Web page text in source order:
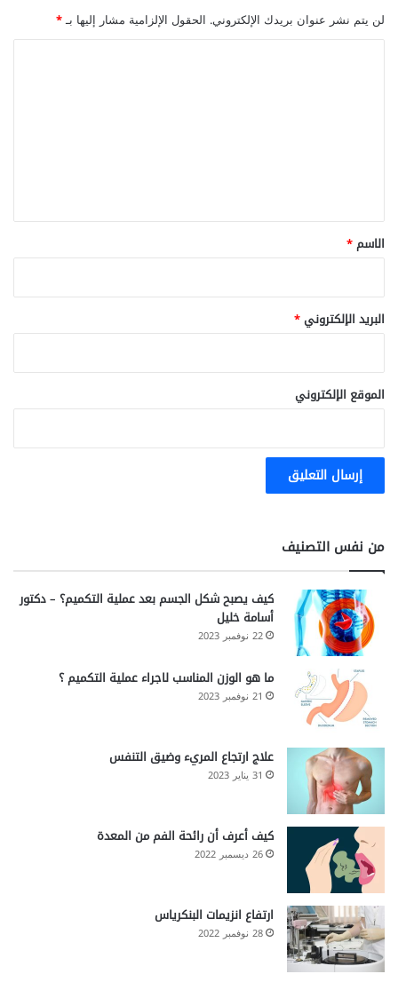
لن يتم نشر عنوان بريدك الإلكتروني. الحقول الإلزامية مشار إليها بـ*
*
الاسم*
البريد الإلكتروني*
الموقع الإلكتروني
من نفس التصنيف
كيف يصبح شكل الجسم بعد عملية التكميم؟ – دكتور
أسامة خليل
22 نوفمبر 2023
ما هو الوزن المناسب لاجراء عملية التكميم ؟
21 نوفمبر 2023
علاج ارتجاع المريء وضيق التنفس
31 يناير 2023
كيف أعرف أن رائحة الفم من المعدة
26 ديسمبر 2022
ارتفاع انزيمات البنكرياس
28 نوفمبر 2022